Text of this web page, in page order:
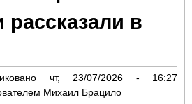
в
чт, 23/07/2026 - 16:27
Михаил Брацило